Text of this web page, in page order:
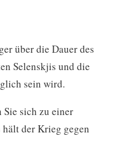
über die Dauer des
Selenskjis und die
sein wird.
Sie sich zu einer
der Krieg gegen